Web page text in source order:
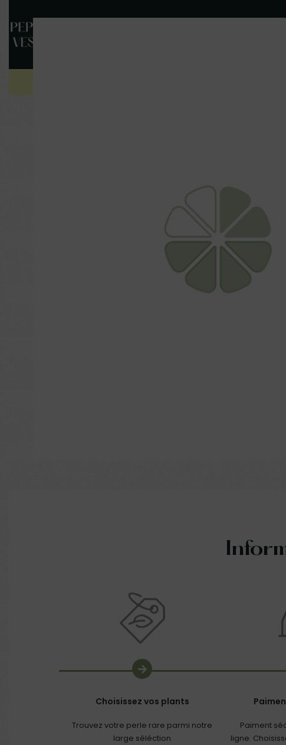
Les ventes sur place
Choisissez vos plants
Trouvez votre perle rare parmi notre
large séléction
Paiment
ligne.